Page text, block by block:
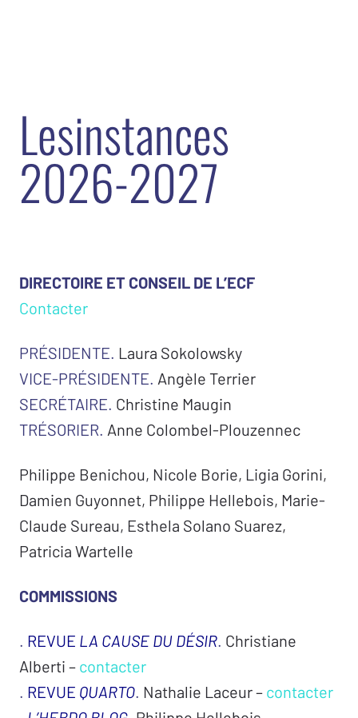
Lesinstances
2026-2027
DIRECTOIRE ET CONSEIL DE L’ECF
Contacter
PRÉSIDENTE. Laura Sokolowsky
VICE-PRÉSIDENTE. Angèle Terrier
SECRÉTAIRE. Christine Maugin
TRÉSORIER. Anne Colombel-Plouzennec
Philippe Benichou, Nicole Borie, Ligia Gorini,
Damien Guyonnet, Philippe Hellebois, Marie-
Claude Sureau, Esthela Solano Suarez,
Patricia Wartelle
COMMISSIONS
. REVUE LA CAUSE DU DÉSIR. Christiane
Alberti – contacter
. REVUE QUARTO. Nathalie Laceur– contacter